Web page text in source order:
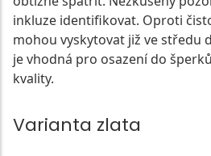
inkluze identifikovat. Oproti
mohou vyskytovat již ve středu
je vhodná pro osazení do
kvality.
Varianta zlata